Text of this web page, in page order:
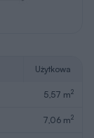
Użytkowa
5,57 m2
7,06 m2